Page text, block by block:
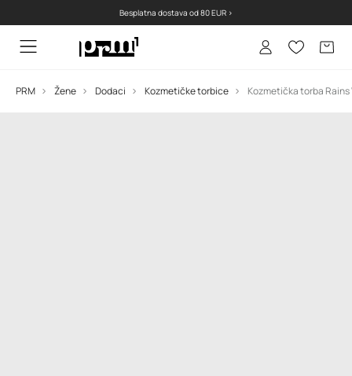
Besplatna dostava od 80 EUR >
PRM Žene Dodaci Kozmetičke torbice